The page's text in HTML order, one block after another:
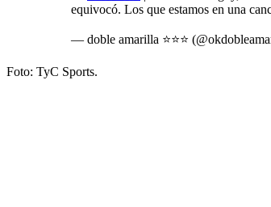
equivocó. Los que estamos en una
— doble amarilla ⭐️⭐️⭐️
Foto: TyC Sports.